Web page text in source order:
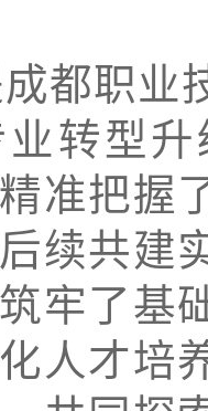
转型
准把握
续共建
牢了基
人才培